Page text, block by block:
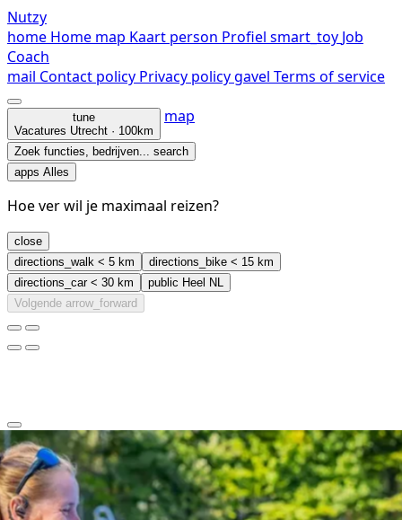
Nutzy
home Home map Kaart person Profiel smart_toy Job
Coach
mail Contact policy Privacy policygavel Terms of service
tune
Vacatures Utrecht · 100km
map
Zoek functies, bedrijven... search
apps Alles
Hoe ver wil je maximaal reizen?
close
directions_walk < 5 km directions_bike < 15 km
directions_car< 30 km public Heel NL
Volgende arrow_forward
clear arrow_back_ios_new
favorite
share